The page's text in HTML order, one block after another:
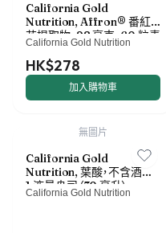
California Gold
Nutrition, Affron® 番紅
花提取物，28 毫克，60 粒素
食膠囊
California Gold Nutrition
HK$278
加入購物車
無圖片
California Gold
Nutrition, 葉酸，不含酒精，
1 液量盎司（30 毫升）
California Gold Nutrition